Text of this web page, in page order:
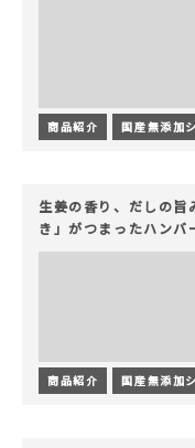
商品紹介 国産無添加
生姜の香り、だしの旨
き」がつまったハンバ
商品紹介 国産無添加